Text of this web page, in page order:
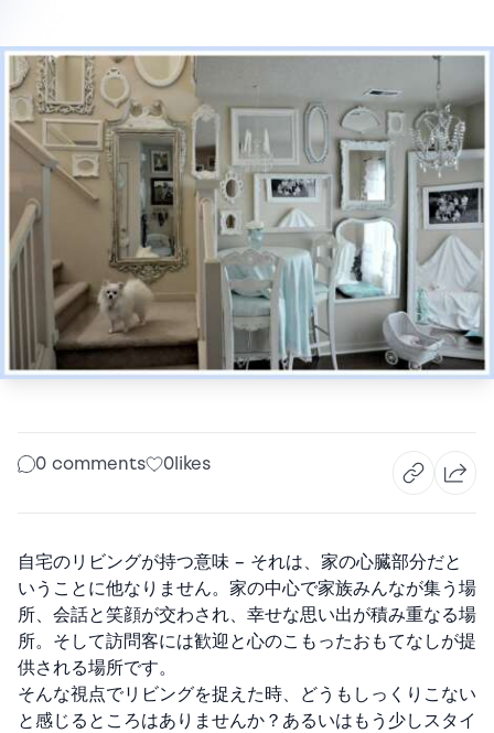
0 comments 0 likes
自宅のリビングが持つ意味 – それは、家の心臓部分だと
いうことに他なりません。家の中心で家族みんなが集う場
所、会話と笑顔が交わされ、幸せな思い出が積み重なる場
所。そして訪問客には歓迎と心のこもったおもてなしが提
供される場所です。
そんな視点でリビングを捉えた時、どうもしっくりこない
と感じるところはありませんか？あるいはもう少しスタイ